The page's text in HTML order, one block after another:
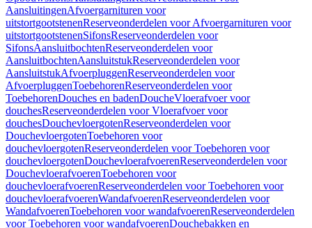
AansluitingenAfvoergarnituren voor
uitstortgootstenenReserveonderdelen voor Afvoergarnituren voor
uitstortgootstenenSifonsReserveonderdelen voor
SifonsAansluitbochtenReserveonderdelen voor
AansluitbochtenAansluitstukReserveonderdelen voor
AansluitstukAfvoerpluggenReserveonderdelen voor
AfvoerpluggenToebehorenReserveonderdelen voor
ToebehorenDouches en badenDoucheVloerafvoer voor
douchesReserveonderdelen voor Vloerafvoer voor
douchesDouchevloergotenReserveonderdelen voor
DouchevloergotenToebehoren voor
douchevloergotenReserveonderdelen voor Toebehoren voor
douchevloergotenDouchevloerafvoerenReserveonderdelen voor
DouchevloerafvoerenToebehoren voor
douchevloerafvoerenReserveonderdelen voor Toebehoren voor
douchevloerafvoerenWandafvoerenReserveonderdelen voor
WandafvoerenToebehoren voor wandafvoerenReserveonderdelen
voor Toebehoren voor wandafvoerenDouchebakken en